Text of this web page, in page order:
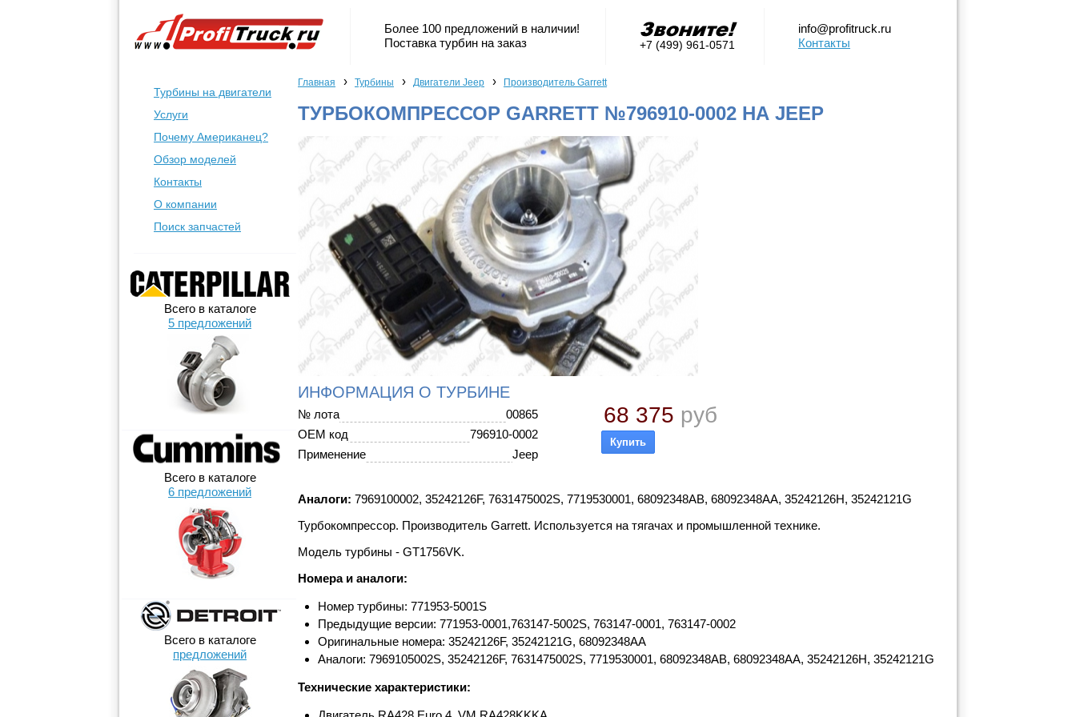
Более 100 предложений в наличии!
Поставка турбин на заказ
+7 (499) 961-0571
info@profitruck.ru
Контакты
Турбины на двигатели
Услуги
Почему Американец?
Обзор моделей
Контакты
О компании
Поиск запчастей
Всего в каталоге
5 предложений
Всего в каталоге
6 предложений
Всего в каталоге
предложений
Главная › Турбины › Двигатели Jeep › Производитель Garrett
ТУРБОКОМПРЕССОР GARRETT №796910-0002 НА JEEP
ИНФОРМАЦИЯ О ТУРБИНЕ
№ лота
00865
OEM код
796910-0002
Применение
Jeep
68 375 руб
Аналоги: 7969100002, 35242126F, 7631475002S, 7719530001, 68092348AB, 68092348AA, 35242126H, 35242121G
Турбокомпрессор. Производитель Garrett. Используется на тягачах и промышленной технике.
Модель турбины - GT1756VK.
Номера и аналоги:
Номер турбины: 771953-5001S
Предыдущие версии: 771953-0001,763147-5002S, 763147-0001, 763147-0002
Оригинальные номера: 35242126F, 35242121G, 68092348AA
Аналоги: 7969105002S, 35242126F, 7631475002S, 7719530001, 68092348AB, 68092348AA, 35242126H, 35242121G
Технические характеристики: